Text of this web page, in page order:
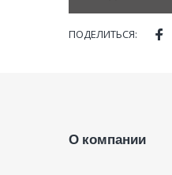
ПОДЕЛИТЬСЯ:
О компании